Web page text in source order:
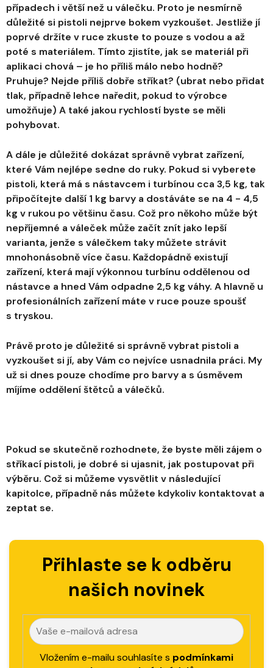
případech i větší než u válečku. Proto je nesmírně
důležité si pistoli nejprve bokem vyzkoušet. Jestliže jí
poprvé držíte v ruce zkuste to pouze s vodou a až
poté s materiálem. Tímto zjistíte, jak se materiál při
aplikaci chová – je ho příliš málo nebo hodně?
Pruhuje? Nejde příliš dobře stříkat? (ubrat nebo přidat
tlak, případně lehce naředit, pokud to výrobce
umožňuje) A také jakou rychlostí byste se měli
pohybovat.
A dále je důležité dokázat správně vybrat zařízení,
které Vám nejlépe sedne do ruky. Pokud si vyberete
pistoli, která má s nástavcem i turbínou cca 3,5 kg, tak
připočítejte další 1 kg barvy a dostáváte se na 4 - 4,5
kg v rukou po většinu času. Což pro někoho může být
nepříjemné a váleček může začít znít jako lepší
varianta, jenže s válečkem taky můžete strávit
mnohonásobně více času. Každopádně existují
zařízení, která mají výkonnou turbínu oddělenou od
nástavce a hned Vám odpadne 2,5 kg váhy. A hlavně u
profesionálních zařízení máte v ruce pouze spoušť
s tryskou.
Právě proto je důležité si správně vybrat pistoli a
vyzkoušet si jí, aby Vám co nejvíce usnadnila práci. My
už si dnes pouze chodíme pro barvy a s úsměvem
míjíme oddělení štětců a válečků.
Pokud se skutečně rozhodnete, že byste měli zájem o
stříkací pistoli, je dobré si ujasnit, jak postupovat při
výběru. Což si můžeme vysvětlit v následující
kapitolce, případně nás můžete kdykoliv kontaktovat a
zeptat se.
Přihlaste se k odběru
našich novinek
Vložením e-mailu souhlasíte s podmínkami